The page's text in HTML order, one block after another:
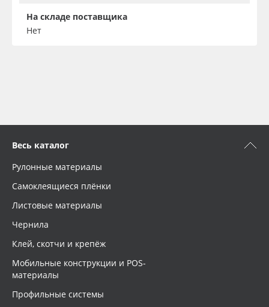
На складе поставщика
Нет
Весь каталог
Рулонные материалы
Самоклеящиеся плёнки
Листовые материалы
Чернила
Клей, скотчи и крепёж
Мобильные конструкции и POS-
материалы
Профильные системы